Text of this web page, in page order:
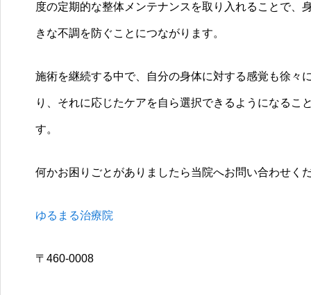
度の定期的な整体メンテナンスを取り入れることで
きな不調を防ぐことにつながります。
施術を継続する中で、自分の身体に対する感覚も徐々
り、それに応じたケアを自ら選択できるようになる
す。
何かお困りごとがありましたら当院へお問い合わせく
ゆるまる治療院
〒460-0008